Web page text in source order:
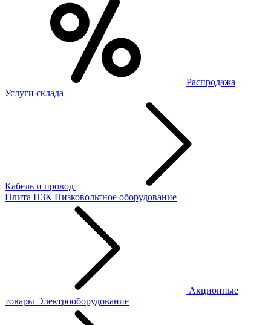
Распродажа
Услуги склада
Кабель и провод
Плита ПЗК Низковольтное оборудование
Акционные
товары Электрооборудование